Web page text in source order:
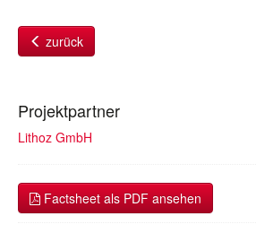
zurück
Projektpartner
Lithoz GmbH
Factsheet als PDF ansehen